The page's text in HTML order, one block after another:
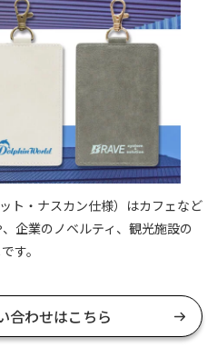
ト・ナスカン仕様）はカフェなど
企業のノベルティ、観光施設の
す。
合わせはこちら